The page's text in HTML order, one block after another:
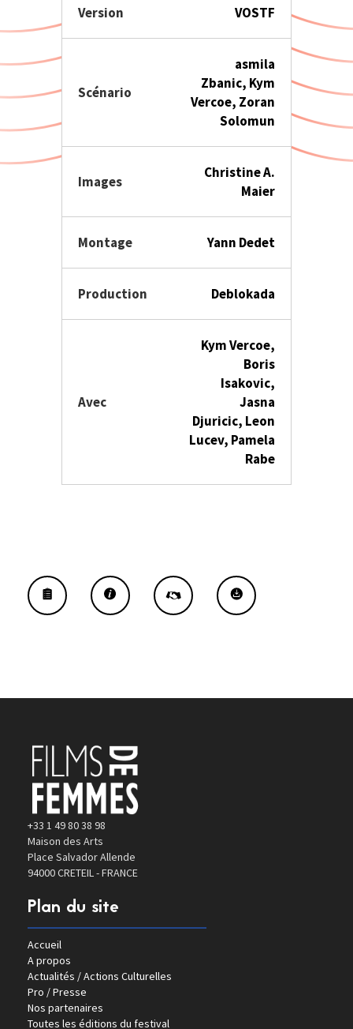
Version VOSTF
Scénario
asmila
Zbanic, Kym
Vercoe, Zoran
Solomun
Images
Christine A.
Maier
Montage Yann Dedet
Production Deblokada
Avec
Kym Vercoe,
Boris
Isakovic,
Jasna
Djuricic, Leon
Lucev, Pamela
Rabe
+33 1 49 80 38 98
Maison des Arts
Place Salvador Allende
94000 CRETEIL - FRANCE
Plan du site
Accueil
A propos
Actualités / Actions Culturelles
Pro / Presse
Nos partenaires
Toutes les éditions du festival